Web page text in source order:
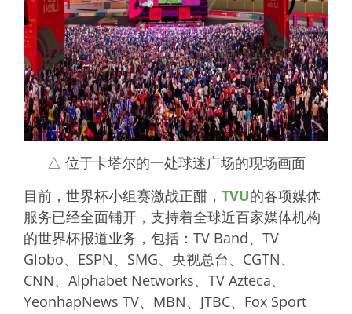
△ 位于卡塔尔的一处球迷广场的现场画面
目前，世界杯小组赛激战正酣， TVU的各项媒体
服务已经全面铺开，支持着全球近百家媒体机构
的世界杯报道业务，包括：TV Band、TV
Globo、ESPN、SMG、央视总台、CGTN、
CNN、Alphabet Networks、TV Azteca、
YeonhapNews TV、MBN、JTBC、Fox Sport